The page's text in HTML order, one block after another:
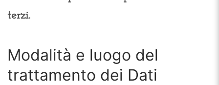
terzi.
Modalità e luogo del
trattamento dei Dati